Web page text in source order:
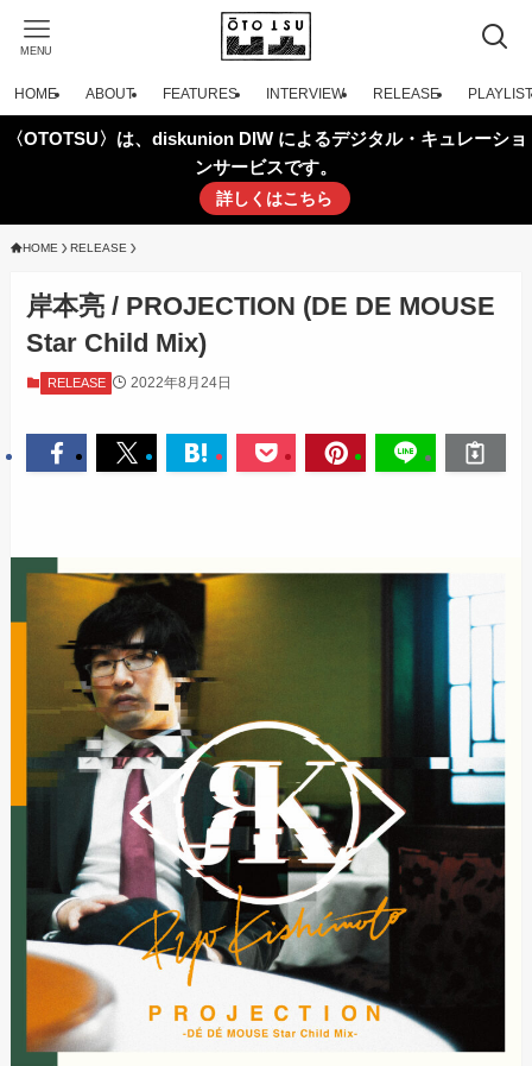
MENU
HOME ABOUT FEATURES INTERVIEW RELEASE PLAYLIST
〈OTOTSU〉は、diskunion DIW によるデジタル・キュレーショ
ンサービスです。
詳しくはこちら
HOME RELEASE
岸本亮 / PROJECTION (DE DE MOUSE
Star Child Mix)
RELEASE 2022年8月24日